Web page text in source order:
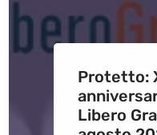
Protetto:
Libero